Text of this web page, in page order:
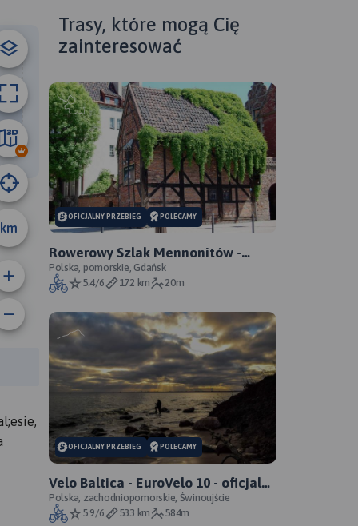
km
87 km
Trasy, które mogą Cię
zainteresować
OFICJALNY PRZEBIEG POLECAMY
Rowerowy Szlak Mennonitów -
oficjalny przebieg szlaku
Polska, pomorskie, Gdańsk
5.4/6
172 km 20m
OFICJALNY PRZEBIEG POLECAMY
Velo Baltica - EuroVelo 10 - oficjalny
przebieg szlaku
Polska, zachodniopomorskie, Świnoujście
5.9/6
533 km 584m